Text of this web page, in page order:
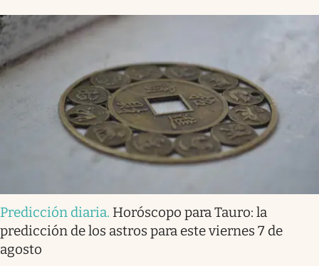
Predicción diaria. Horóscopo para Tauro: la
predicción de los astros para este viernes 7 de
agosto